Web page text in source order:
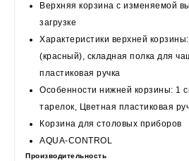
Верхняя корзина с изменяемой
загрузке
Характеристики верхней
(красный), складная полка для
пластиковая ручка
Особенности нижней корзины: 1
тарелок, Цветная пластиковая
Корзина для столовых приборов
AQUA-CONTROL
Производительность